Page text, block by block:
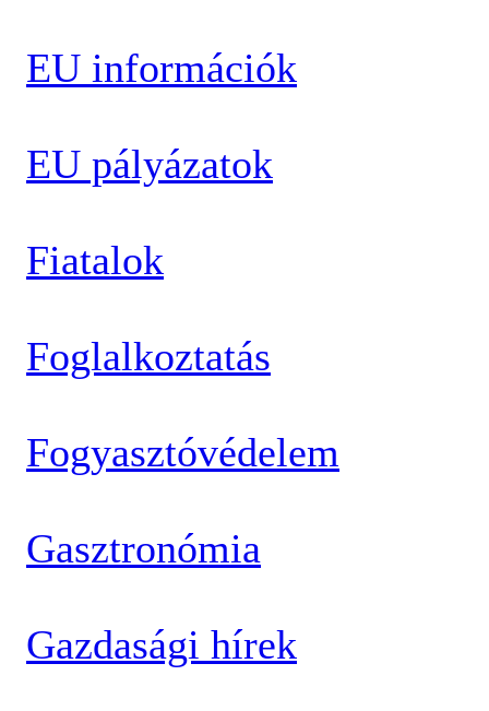
EU információk
EU pályázatok
Fiatalok
Foglalkoztatás
Fogyasztóvédelem
Gasztronómia
Gazdasági hírek